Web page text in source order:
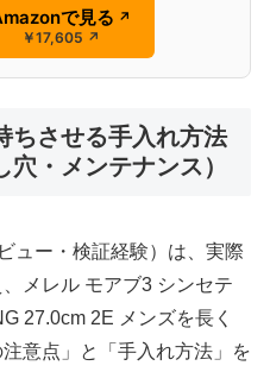
で見る ↗
￥17,605 ↗
ちさせる手入れ方法
穴・メンテナンス）
ュー・検証経験）は、実際
メレル モアブ3 シンセテ
27.0cm 2E メンズを長く
意点」と「手入れ方法」を